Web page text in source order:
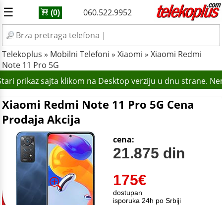
☰ (0) 060.522.9952
Telekoplus » Mobilni Telefoni » Xiaomi » Xiaomi Redmi
Note 11 Pro 5G
prikaz sajta klikom na Desktop verziju u dnu strane.
Xiaomi Redmi Note 11 Pro 5G Cena
Prodaja Akcija
175€
cena:
21.875 din
dostupan
isporuka 24h po Srbiji